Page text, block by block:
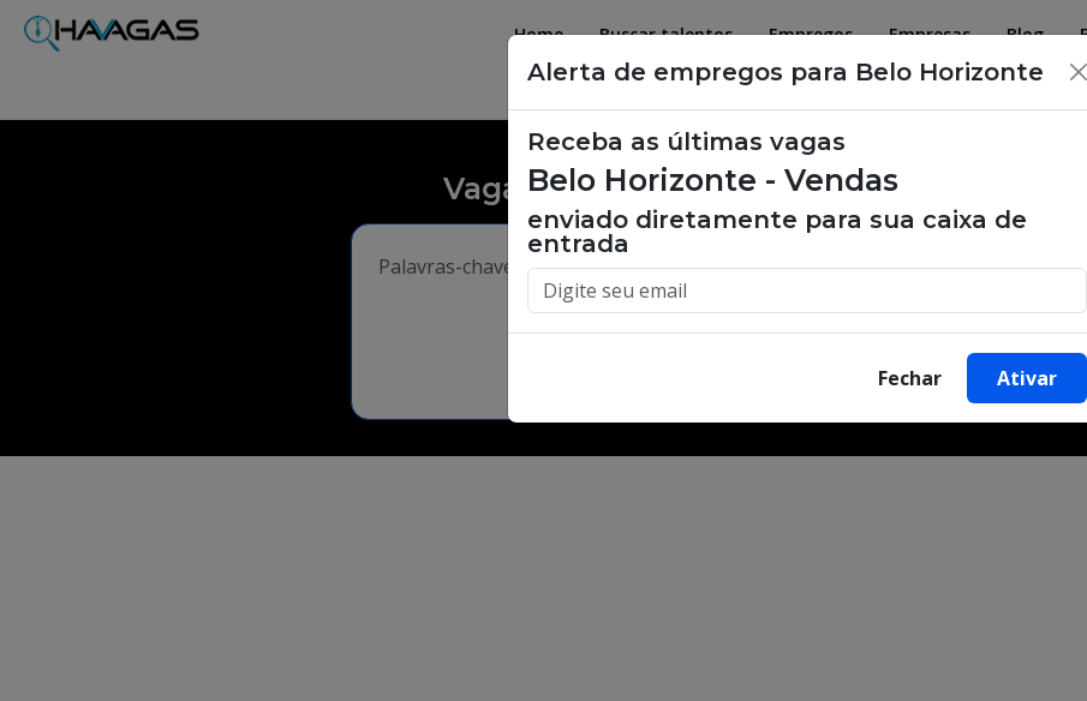
Home Buscar talentos Empregos Empresas Blog
Vagas de emprego, oportunidades de
Alerta de empregos para Belo Horizonte ×
Receba as últimas vagas
Belo Horizonte - Vendas
enviado diretamente para sua caixa de
entrada
Fechar Ativar